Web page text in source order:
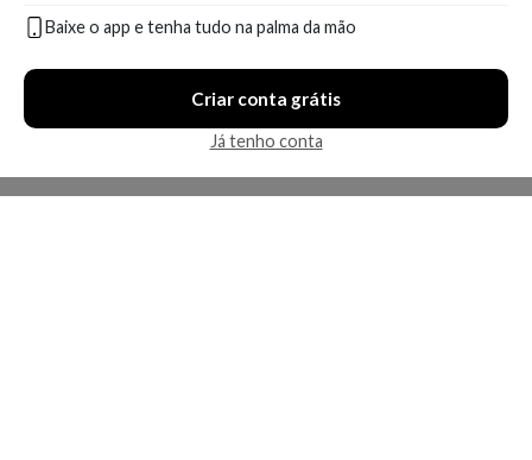
R$ 218,61
R$
297,67
Compare Compare
Baixe o app e tenha tudo na palma da mão
Criar conta grátis
Já tenho conta